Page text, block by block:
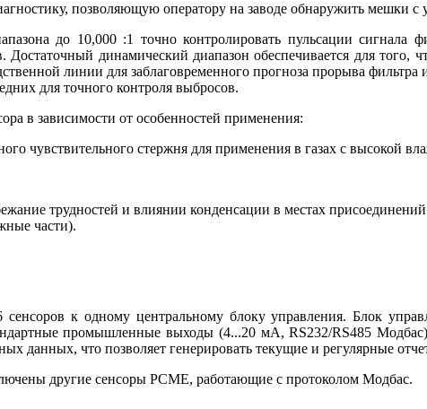
позволяющую оператору на заводе обнаружить мешки с
до 10,000 :1 точно контролировать пульсации
динамический диапазон обеспечивается для того,
линии для заблаговременного прогноза прорыва
для точного контроля выбросов.
в зависимости от особенностей применения:
чувствительного стержня для применения в газах с высокой
трудностей и влиянии конденсации в местах присоединений
части).
к одному центральному блоку управления. Блок
промышленные выходы (4...20 мА, RS232/RS485
данных, что позволяет генерировать текущие и регулярные
другие сенсоры РСМЕ, работающие с протоколом Модбас.